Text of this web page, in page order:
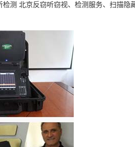
测 北京反窃听窃视、检测服务、扫描